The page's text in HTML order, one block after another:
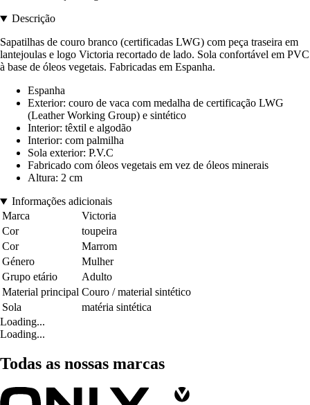
Descrição
Sapatilhas de couro branco (certificadas LWG) com peça traseira em
lantejoulas e logo Victoria recortado de lado. Sola confortável em PVC
à base de óleos vegetais. Fabricadas em Espanha.
Espanha
Exterior: couro de vaca com medalha de certificação LWG
(Leather Working Group) e sintético
Interior: têxtil e algodão
Interior: com palmilha
Sola exterior: P.V.C
Fabricado com óleos vegetais em vez de óleos minerais
Altura: 2 cm
Informações adicionais
Marca
Victoria
Cor
toupeira
Cor
Marrom
Género
Mulher
Grupo etário
Adulto
Material principal Couro / material sintético
Sola
matéria sintética
Loading...
Loading...
Todas as nossas marcas